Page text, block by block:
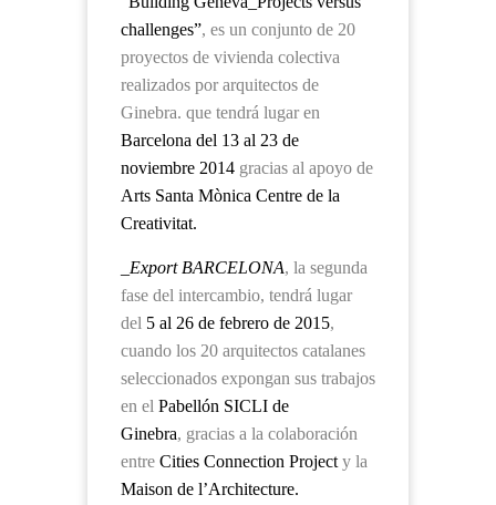
challenges”, es un conjunto de 20
proyectos de vivienda colectiva
realizados por arquitectos de
Ginebra. que tendrá lugar en
Barcelona del 13 al 23 de
noviembre 2014 gracias al apoyo de
Arts Santa Mònica Centre de la
Creativitat.
_Export BARCELONA, la segunda
fase del intercambio, tendrá lugar
del 5 al 26 de febrero de 2015,
cuando los 20 arquitectos catalanes
seleccionados expongan sus trabajos
en el Pabellón SICLI de
Ginebra, gracias a la colaboración
entre Cities Connection Project y la
Maison de l’Architecture.